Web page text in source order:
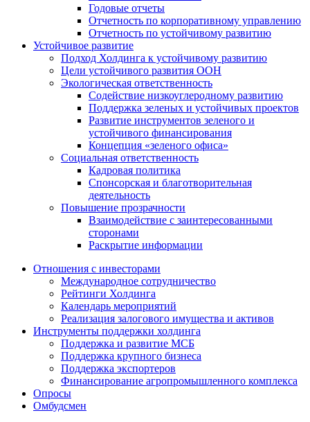
Годовые отчеты
Отчетность по корпоративному управлению
Отчетность по устойчивому развитию
Устойчивое развитие
Подход Холдинга к устойчивому развитию
Цели устойчивого развития ООН
Экологическая ответственность
Содействие низкоуглеродному развитию
Поддержка зеленых и устойчивых проектов
Развитие инструментов зеленого и
устойчивого финансирования
Концепция «зеленого офиса»
Социальная ответственность
Кадровая политика
Спонсорская и благотворительная
деятельность
Повышение прозрачности
Взаимодействие с заинтересованными
сторонами
Раскрытие информации
Отношения с инвесторами
Международное сотрудничество
Рейтинги Холдинга
Календарь мероприятий
Реализация залогового имущества и активов
Инструменты поддержки холдинга
Поддержка и развитие МСБ
Поддержка крупного бизнеса
Поддержка экспортеров
Финансирование агропромышленного комплекса
Опросы
Омбудсмен